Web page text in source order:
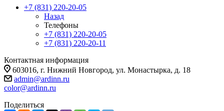
+7 (831) 220-20-05
Назад
Телефоны
+7 (831) 220-20-05
+7 (831) 220-20-11
Контактная информация
603016, г. Нижний Новгород, ул. Монастырка, д. 18
admin@ardinn.ru
color@ardinn.ru
Поделиться